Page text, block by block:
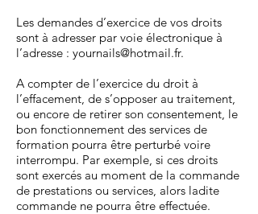
Les demandes d’exercice de vos droits
sont à adresser par voie électronique à
l’adresse : yournails@hotmail.fr.
A compter de l’exercice du droit à
l’effacement, de s’opposer au traitement,
ou encore de retirer son consentement, le
bon fonctionnement des services de
formation pourra être perturbé voire
interrompu. Par exemple, si ces droits
sont exercés au moment de la commande
de prestations ou services, alors ladite
commande ne pourra être effectuée.